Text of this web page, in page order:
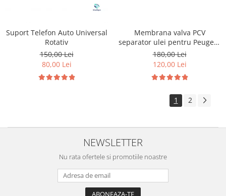
Suport Telefon Auto Universal
Rotativ
150,00 Lei
80,00 Lei
Membrana valva PCV
separator ulei pentru Peugeot
1.6 HDI
180,00 Lei
120,00 Lei
1 2
NEWSLETTER
Nu rata ofertele si promotiile noastre